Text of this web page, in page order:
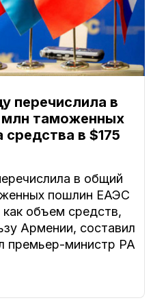
перечислила в
таможенных
в $175
в общий
пошлин ЕАЭС
объем средств,
Армении, составил
премьер-министр РА